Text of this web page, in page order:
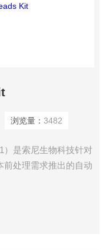
浏览量： 3482
）是索尼生物科技针对
前处理需求推出的自动
文库构建、病原体检